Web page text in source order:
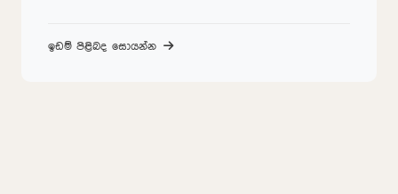
ඉඩම් පිළිබද සොයන්න